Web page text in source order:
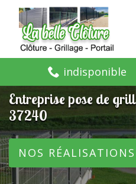
indisponible
Entreprise pose de
37240
NOS RÉALISATIONS